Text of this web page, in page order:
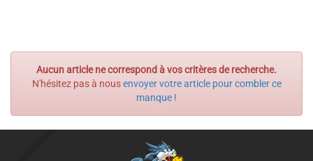
Aucun article ne correspond à vos critères de recherche.
N'hésitez pas à nousenvoyer votre article pour combler ce
manque !